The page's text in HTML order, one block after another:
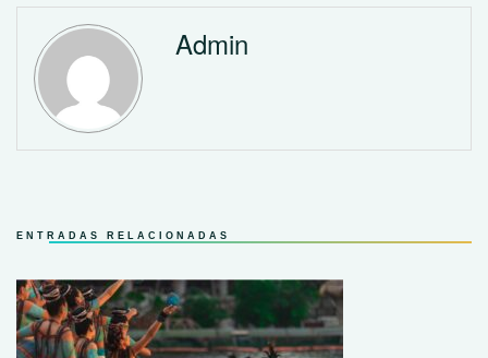
Admin
ENTRADAS RELACIONADAS